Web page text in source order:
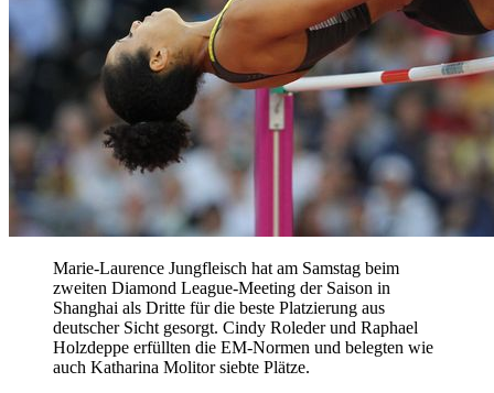
Marie-Laurence Jungfleisch hat am Samstag beim
zweiten Diamond League-Meeting der Saison in
Shanghai als Dritte für die beste Platzierung aus
deutscher Sicht gesorgt. Cindy Roleder und Raphael
Holzdeppe erfüllten die EM-Normen und belegten wie
auch Katharina Molitor siebte Plätze.